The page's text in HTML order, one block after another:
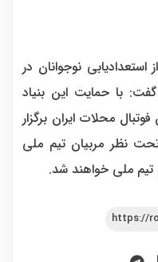
استعدادیابی نوجوانان در
گفت: با حمایت این بنیاد
محلات ایران برگزار
۲ رده سنی تحت نظر مربیان تیم ملی
تیم ملی خواهند شد.
https://